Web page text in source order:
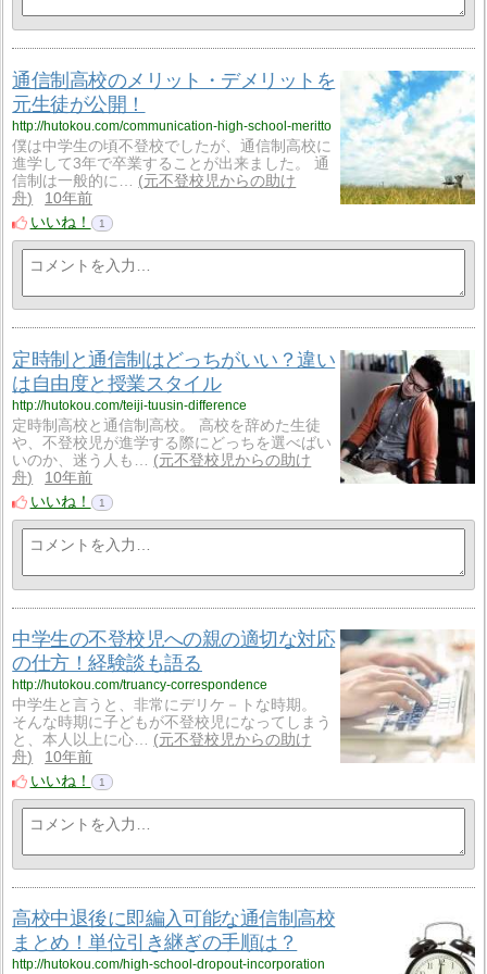
通信制高校のメリット・デメリットを
元生徒が公開！
http://hutokou.com/communication-high-school-meritto
僕は中学生の頃不登校でしたが、通信制高校に
進学して3年で卒業することが出来ました。 通
信制は一般的に…
元不登校児からの助け
舟
10年前
いいね！
1
定時制と通信制はどっちがいい？違い
は自由度と授業スタイル
http://hutokou.com/teiji-tuusin-difference
定時制高校と通信制高校。 高校を辞めた生徒
や、不登校児が進学する際にどっちを選べばい
いのか、迷う人も…
元不登校児からの助け
舟
10年前
いいね！
1
中学生の不登校児への親の適切な対応
の仕方！経験談も語る
http://hutokou.com/truancy-correspondence
中学生と言うと、非常にデリケ－トな時期。
そんな時期に子どもが不登校児になってしまう
と、本人以上に心…
元不登校児からの助け
舟
10年前
いいね！
1
高校中退後に即編入可能な通信制高校
まとめ！単位引き継ぎの手順は？
http://hutokou.com/high-school-dropout-incorporation